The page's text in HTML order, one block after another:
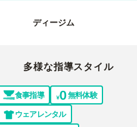
ディージム
多様な指導スタイル
食事指導
無料体験
ウェアレンタル